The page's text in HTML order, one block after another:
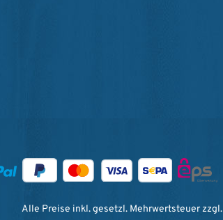
Alle Preise inkl. gesetzl. Mehrwertsteuer zzgl.